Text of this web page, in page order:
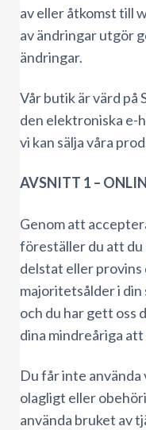
av eller åtkomst till
av ändringar utgör
ändringar.
Vår butik är värd på
den elektroniska e-
vi kan sälja våra
AVSNITT 1 –
Genom att
föreställer du att du
delstat eller provins
majoritetsålder i
och du har gett oss
dina mindreåriga
Du får inte
olagligt eller
använda bruket av